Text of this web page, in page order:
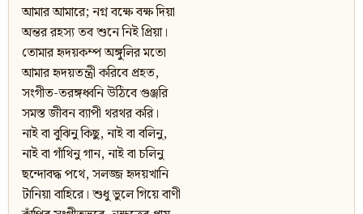
আমার আমারে; নগ্ন বক্ষে বক্ষ দিয়া
অন্তর রহস্য তব শুনে নিই প্রিয়া।
তোমার হৃদয়কম্প অঙ্গুলির মতো
আমার হৃদয়তন্ত্রী করিবে প্রহত,
সংগীত-তরঙ্গধ্বনি উঠিবে গুঞ্জরি
সমস্ত জীবন ব্যাপী থরথর করি।
নাই বা বুঝিনু কিছু, নাই বা বলিনু,
নাই বা গাঁথিনু গান, নাই বা চলিনু
ছন্দোবদ্ধ পথে, সলজ্জ হৃদয়খানি
টানিয়া বাহিরে। শুধু ভুলে গিয়ে বাণী